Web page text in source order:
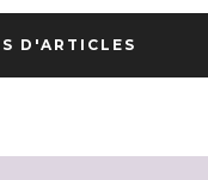
D'ARTICLES